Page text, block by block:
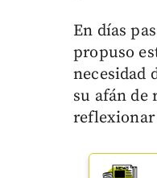
En días
propuso
necesidad
su afán de
reflexionar